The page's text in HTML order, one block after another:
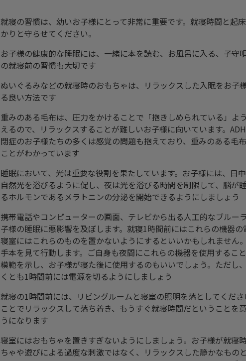
就寝の習慣は、幼いお子様にとって非常に重要です。就寝時間と起
かりと守らせてください。
お子様の健康的な睡眠には、一緒に本を読む、お風呂に入る、子守
の就寝前の習慣も大切です
ぬいぐるみなどの就寝時のおもちゃは、リラックスした入眠をお子
る良い方法です
重みのある毛布は、圧力をかけることで「抱きしめられている」よ
えるので、リラックスすることが難しいお子様に向いています。
閉症のお子様たちの多くは感覚の問題も抱えており、重みのある毛
ことがわかっています
睡眠において、光は重要な役割を果たしています。お子様には、日
自然光を浴びるように促し、夜は光を浴びる時間を制限して、脳が
るホルモンであるメラトニンの分泌を開始できるようにしましょう
携帯電話やコンピューターの画面、テレビから出る人工的なブルー
子様の睡眠に悪影響を及ぼします。就寝1時間前にはこれらの機器の
寝室にはこれらのものを置かないようにするといいかもしれません
手本を見て行動します。ご自身も夜間にこれらの機器を使用するこ
模範を示し、お子様が寝た後に使用するのもいいでしょう。ただし
くとも1時間前には電源を切るようにしましょう
就寝の1時間前には、リビングルームと寝室の照明を落としてくだ
ことでリラックスして落ち着き、もうすぐ就寝時間だということを
うになります
寝室にはおもちゃを置きすぎないようにしましょう。お子様が就寝
ちゃや遊びによる過度な刺激ではなく、リラックスした静かなもの